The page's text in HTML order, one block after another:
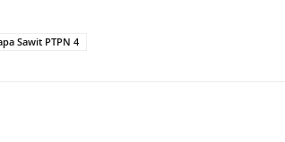
Sawit PTPN 4